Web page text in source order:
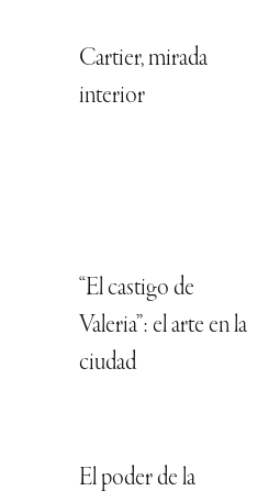
Cartier, mirada
interior
“El castigo de
Valeria”: el arte en la
ciudad
El poder de la